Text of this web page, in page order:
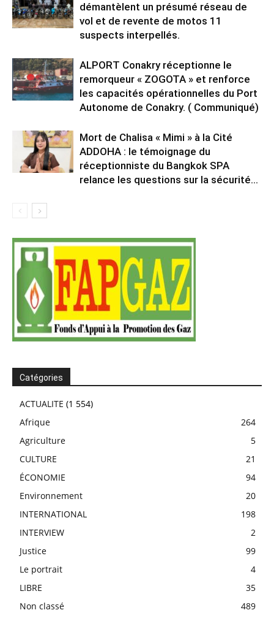
démantèlent un présumé réseau de
vol et de revente de motos 11
suspects interpellés.
ALPORT Conakry réceptionne le
remorqueur « ZOGOTA » et renforce
les capacités opérationnelles du Port
Autonome de Conakry. ( Communiqué)
Mort de Chalisa « Mimi » à la Cité
ADDOHA : le témoignage du
réceptionniste du Bangkok SPA
relance les questions sur la sécurité...
Catégories
ACTUALITE (1 554)
Afrique
264
Agriculture
5
CULTURE
21
ÉCONOMIE
94
Environnement
20
INTERNATIONAL
198
INTERVIEW
2
Justice
99
Le portrait
4
LIBRE
35
Non classé
489